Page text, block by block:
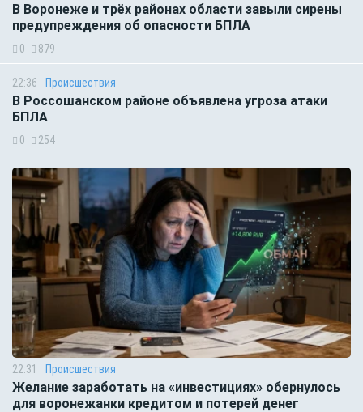
В Воронеже и трёх районах области завыли сирены
предупреждения об опасности БПЛА
0 879
22:36 Происшествия
В Россошанском районе объявлена угроза атаки
БПЛА
0 254
22:31 Происшествия
Желание заработать на «инвестициях» обернулось
для воронежанки кредитом и потерей денег